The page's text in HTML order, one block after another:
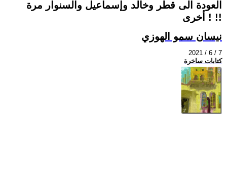
العودة الى قطر وخالد وإسماعيل والسنوار مرة
أخرى ! !!
نيسان سمو الهوزي
2021 / 6 / 7
كتابات ساخرة